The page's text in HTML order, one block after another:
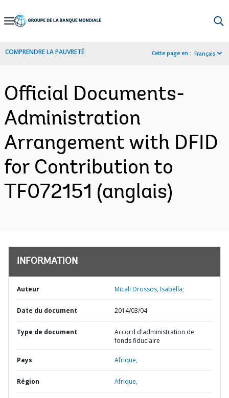
Skip
Navigation
COMPRENDRE LA PAUVRETÉ Cette page en : Français
Official Documents-
Administration
Arrangement with DFID
for Contribution to
TF072151 (anglais)
INFORMATION
Auteur Micali Drossos, Isabella;
Date du document 2014/03/04
Type de document
Accord d'administration de
fonds fiduciaire
Pays Afrique,
Région Afrique,